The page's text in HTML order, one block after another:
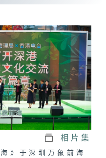
相片集
》于深圳万象前海